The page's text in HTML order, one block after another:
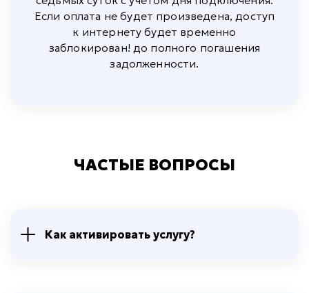
Если оплата не будет произведена, доступ
к интернету будет временно
заблокирован! до полного погашения
задолженности.
ЧАСТЫЕ ВОПРОСЫ
Как активировать услугу?